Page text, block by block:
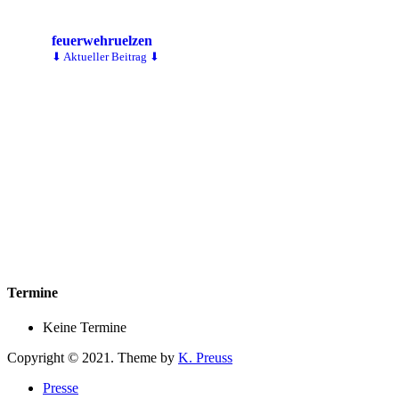
feuerwehruelzen
⬇ Aktueller Beitrag ⬇
Termine
Keine Termine
Copyright © 2021. Theme by K. Preuss
Presse